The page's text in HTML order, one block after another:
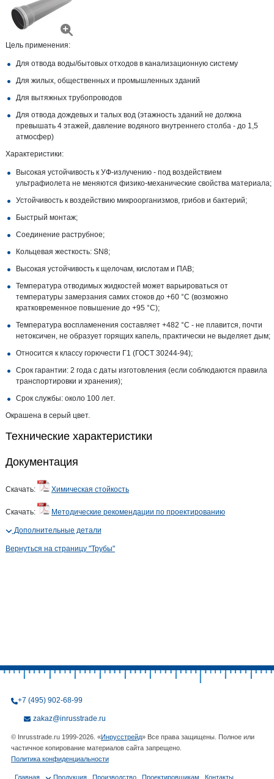
Цель применения:
Для отвода воды/бытовых отходов в канализационную систему
Для жилых, общественных и промышленных зданий
Для вытяжных трубопроводов
Для отвода дождевых и талых вод (этажность зданий не должна
превышать 4 этажей, давление водяного внутреннего столба - до 1,5
атмосфер)
Характеристики:
Высокая устойчивость к УФ-излучению - под воздействием
ультрафиолета не меняются физико-механические свойства материала;
Устойчивость к воздействию микроорганизмов, грибов и бактерий;
Быстрый монтаж;
Соединение раструбное;
Кольцевая жесткость: SN8;
Высокая устойчивость к щелочам, кислотам и ПАВ;
Температура отводимых жидкостей может варьироваться от
температуры замерзания самих стоков до +60 °С (возможно
кратковременное повышение до +95 °С);
Температура воспламенения составляет +482 °С - не плавится, почти
нетоксичен, не образует горящих капель, практически не выделяет дым;
Относится к классу горючести Г1 (ГОСТ 30244-94);
Срок гарантии: 2 года с даты изготовления (если соблюдаются правила
транспортировки и хранения);
Срок службы: около 100 лет.
Окрашена в серый цвет.
Технические характеристики
Документация
Скачать: Химическая стойкость
Скачать: Методические рекомендации по проектированию
Дополнительные детали
Вернуться на страницу "Трубы"
+7 (495) 902-68-99
zakaz@inrusstrade.ru
© Inrusstrade.ru 1999-2026. «Инрусстрейд» Все права защищены. Полное или
частичное копирование материалов сайта запрещено.
Политика конфиденциальности
Главная Продукция Производство Проектировщикам Контакты